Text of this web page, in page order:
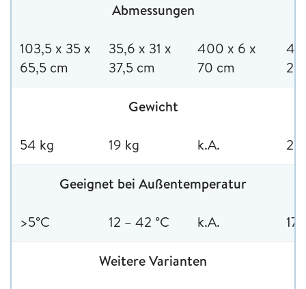
Abmessungen
103,5 x 35 x
65,5 cm
35,6 x 31 x
37,5 cm
400 x 6 x
70 cm
45
Gewicht
54 kg 19 kg k.A.
Geeignet bei Außentemperatur
>5°C 12 – 42 °C k.A. 17
Weitere Varianten